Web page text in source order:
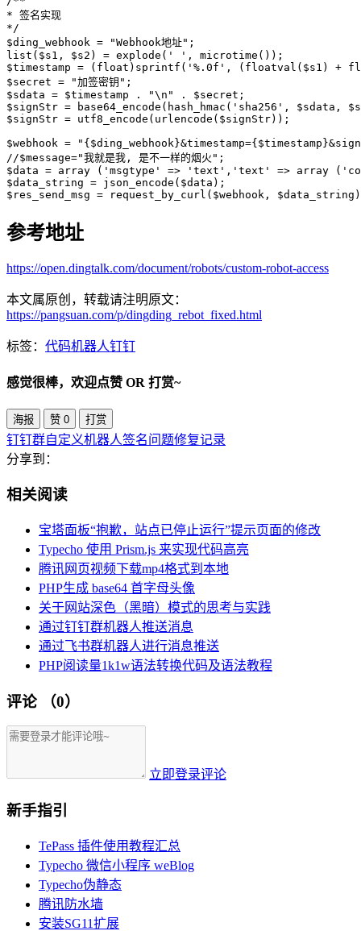
* 签名实现
*/
$ding_webhook = "Webhook地址";
list($s1, $s2) = explode(' ', microtime());
$timestamp = (float)sprintf('%.0f', (floatval($s1) +
$secret = "加签密钥";
$sdata = $timestamp . "\n" . $secret;
$signStr = base64_encode(hash_hmac('sha256', $sdata,
$signStr = utf8_encode(urlencode($signStr));
$webhook =
//$message="我就是我, 是不一样的烟火";
$data = array ('msgtype' => 'text','text' => array
$data_string = json_encode($data);
$res_send_msg = request_by_curl($webhook,
参考地址
https://open.dingtalk.com/document/robots/custom-robot-access
本文属原创，转载请注明原文：
https://pangsuan.com/p/dingding_rebot_fixed.html
标签： 代码机器人钉钉
感觉很棒，欢迎点赞 OR 打赏~
海报 赞 0 打赏
钉钉群自定义机器人签名问题修复记录
分享到：
相关阅读
宝塔面板“抱歉，站点已停止运行”提示页面的修改
Typecho 使用 Prism.js 来实现代码高亮
腾讯网页视频下载mp4格式到本地
PHP生成 base64 首字母头像
关于网站深色（黑暗）模式的思考与实践
通过钉钉群机器人推送消息
通过飞书群机器人进行消息推送
PHP阅读量1k1w语法转换代码及语法教程
评论 （0）
立即登录评论
新手指引
TePass 插件使用教程汇总
Typecho 微信小程序 weBlog
Typecho伪静态
腾讯防水墙
安装SG11扩展